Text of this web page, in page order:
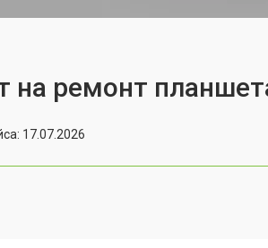
на ремонт
17.07.2026